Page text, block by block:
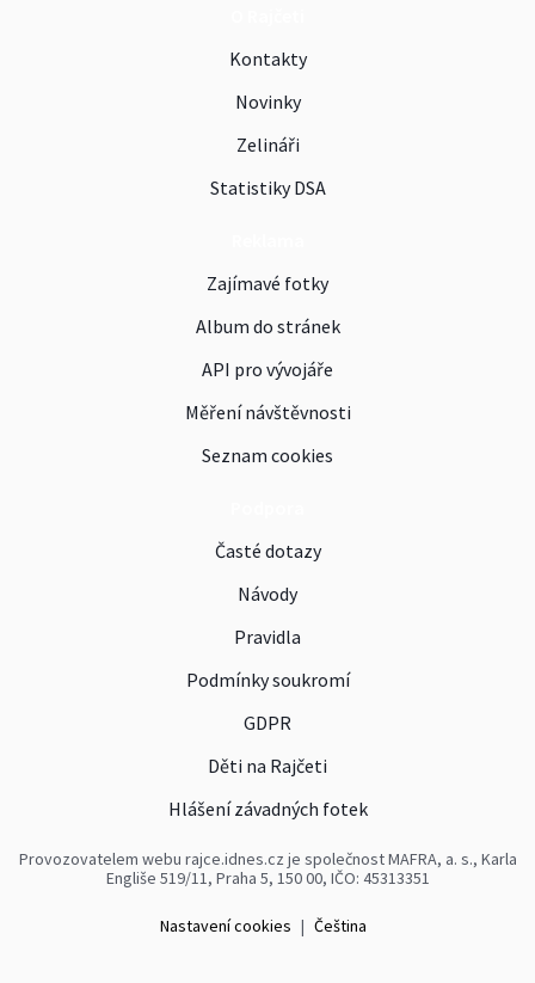
Kontakty
Novinky
Zelináři
Statistiky DSA
Zajímavé fotky
Album do stránek
API pro vývojáře
Měření návštěvnosti
Seznam cookies
Časté dotazy
Návody
Pravidla
Podmínky soukromí
GDPR
Děti na Rajčeti
Hlášení závadných fotek
Provozovatelem webu rajce.idnes.cz je společnost MAFRA, a. s., Karla
Engliše 519/11, Praha 5, 150 00, IČO: 45313351
Nastavení cookies | Čeština